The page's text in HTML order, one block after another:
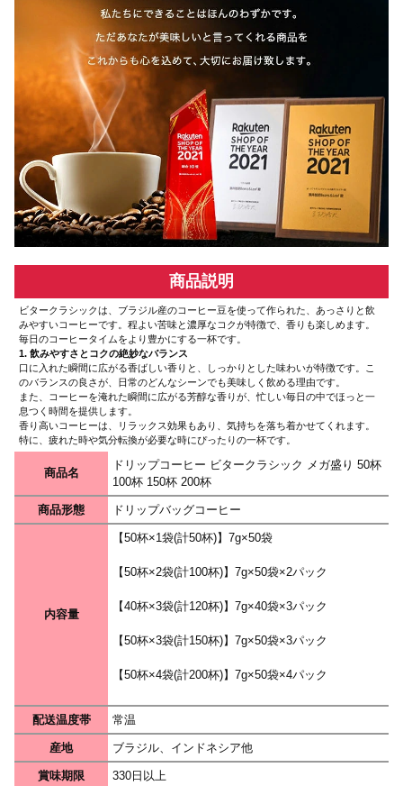
商品説明
ビタークラシックは、ブラジル産のコーヒー豆を使って作られた、あっさりと飲
みやすいコーヒーです。程よい苦味と濃厚なコクが特徴で、香りも楽しめます。
毎日のコーヒータイムをより豊かにする一杯です。
1. 飲みやすさとコクの絶妙なバランス
口に入れた瞬間に広がる香ばしい香りと、しっかりとした味わいが特徴です。こ
のバランスの良さが、日常のどんなシーンでも美味しく飲める理由です。
また、コーヒーを淹れた瞬間に広がる芳醇な香りが、忙しい毎日の中でほっと一
息つく時間を提供します。
香り高いコーヒーは、リラックス効果もあり、気持ちを落ち着かせてくれます。
特に、疲れた時や気分転換が必要な時にぴったりの一杯です。
商品名
ドリップコーヒー ビタークラシック メガ盛り 50杯
100杯 150杯 200杯
商品形態 ドリップバッグコーヒー
内容量
【50杯×1袋(計50杯)】7g×50袋
【50杯×2袋(計100杯)】7g×50袋×2パック
【40杯×3袋(計120杯)】7g×40袋×3パック
【50杯×3袋(計150杯)】7g×50袋×3パック
【50杯×4袋(計200杯)】7g×50袋×4パック
配送温度帯 常温
産地 ブラジル、インドネシア他
賞味期限 330日以上